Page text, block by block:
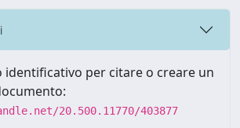
identificativo per citare o creare un
20.500.11770/403877